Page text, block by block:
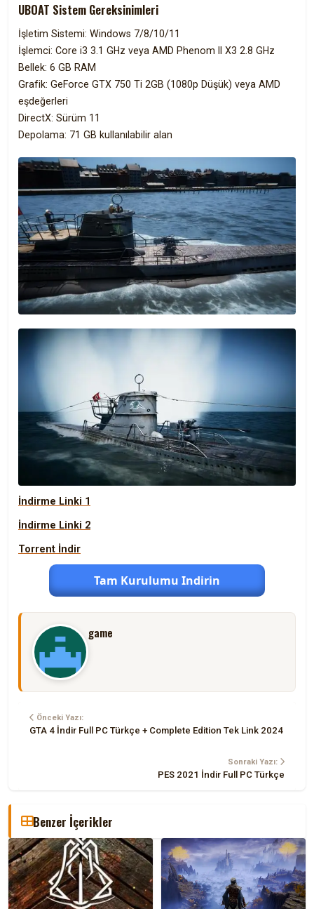
UBOAT Sistem Gereksinimleri
İşletim Sistemi: Windows 7/8/10/11
İşlemci: Core i3 3.1 GHz veya AMD Phenom II X3 2.8 GHz
Bellek: 6 GB RAM
Grafik: GeForce GTX 750 Ti 2GB (1080p Düşük) veya AMD
eşdeğerleri
DirectX: Sürüm 11
Depolama: 71 GB kullanılabilir alan
İndirme Linki 1
İndirme Linki 2
Torrent İndir
Tam Kurulumu Indirin
game
Önceki Yazı:
GTA 4 İndir Full PC Türkçe + Complete Edition Tek Link 2024
Sonraki Yazı:
PES 2021 İndir Full PC Türkçe
Benzer İçerikler